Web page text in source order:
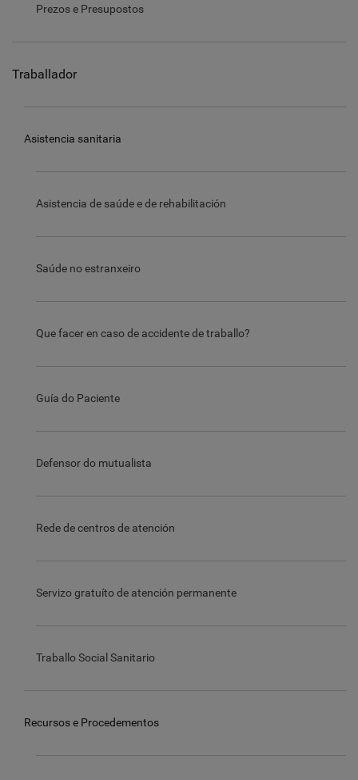
Prezos e Presupostos
Traballador
Asistencia sanitaria
Asistencia de saúde e de rehabilitación
Saúde no estranxeiro
Que facer en caso de accidente de traballo?
Guía do Paciente
Defensor do mutualista
Rede de centros de atención
Servizo gratuíto de atención permanente
Traballo Social Sanitario
Recursos e Procedementos